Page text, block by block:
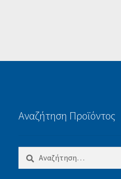
Αναζήτηση Προϊόντος
για: